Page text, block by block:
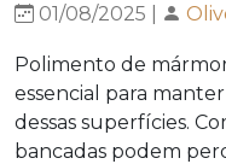
01/08/2025 |
Polimento de
essencial para
dessas superfícies.
bancadas podem